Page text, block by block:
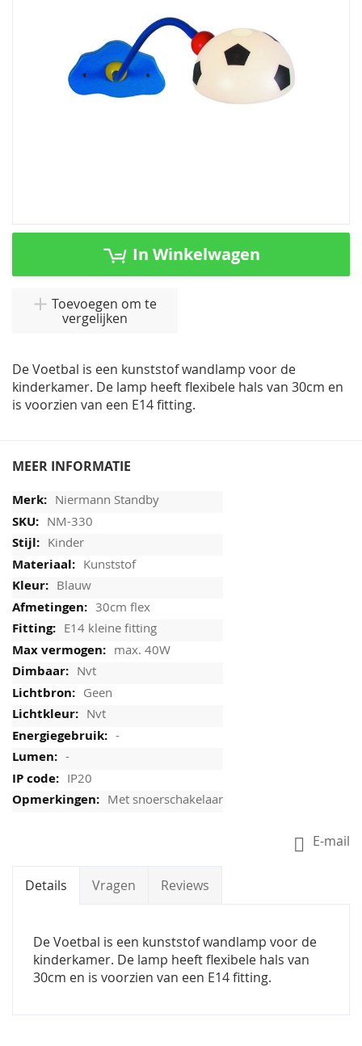
Ga
In Winkelwagen
Toevoegen om te
vergelijken
De Voetbal is een kunststof wandlamp voor de
kinderkamer. De lamp heeft flexibele hals van 30cm en
is voorzien van een E14 fitting.
MEER INFORMATIE
Niermann Standby
NM-330
Kinder
Kunststof
Blauw
30cm flex
E14 kleine fitting
max. 40W
Nvt
Geen
Nvt
-
-
IP20
Met snoerschakelaar
E-mail
Details Vragen Reviews
De Voetbal is een kunststof wandlamp voor de
kinderkamer. De lamp heeft flexibele hals van
30cm en is voorzien van een E14 fitting.